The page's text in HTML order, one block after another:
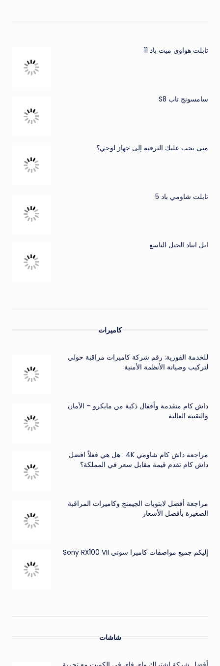
تابلت هواوي ميت باد 11
سامسونج تاب S8
متى يجب عليك الترقية إلى جهاز لوحي؟
تابلت شاومي باد 5
ابل ايباد الجيل التاسع
كاميرات
للخدمة الفورية: رقم شركة كاميرات مراقبة حولي
لتركيب وصيانة الأنظمة الأمنية
داش كام متقدمة وأقفال ذكية من مايكرو – الأمان
والتقنية العالية
مراجعة داش كام شاومي 4K : هل هي فعلاً افضل
داش كام تقدم قيمة مقابل سعر في المملكة؟
مراجعة أفضل لابتوبات الجيمنج وكاميرات المراقبة
الصغيرة بأفضل الأسعار
إليكم جميع مواصفات كاميرا سوني Sony RX100 VII
شاشات